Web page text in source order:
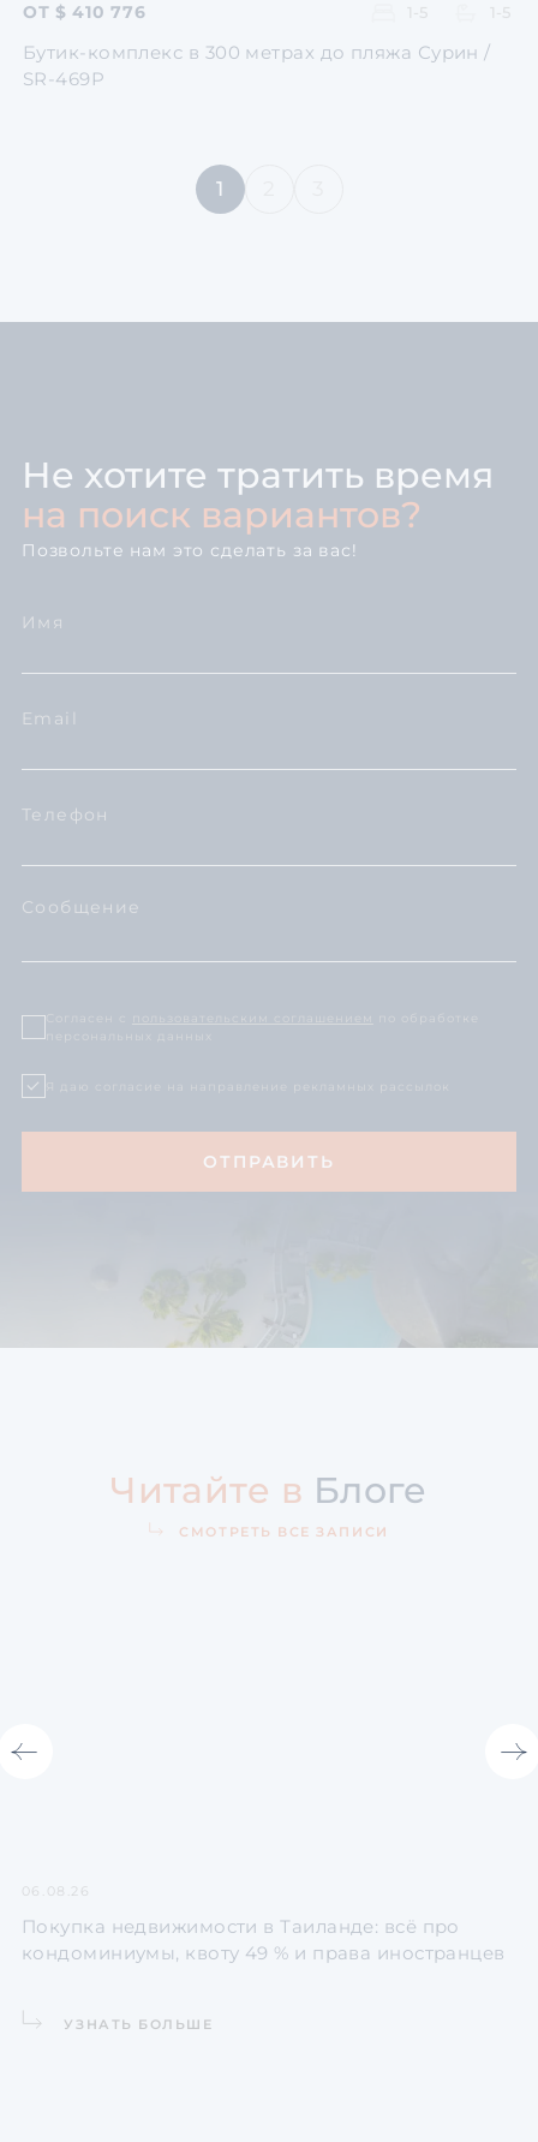
ОТ $ 410 776 1-5 1-5
Бутик-комплекс в 300 метрах до пляжа Сурин /
SR-469P
1
Не хотите тратить время
на поиск вариантов?
Позвольте нам это сделать за вас!
Согласен с пользовательским соглашением
по обработке
персональных данных
Я даю согласие на направление рекламных рассылок
Читайте в Блоге
СМОТРЕТЬ ВСЕ ЗАПИСИ
06.08.26
Покупка недвижимости в Таиланде: всё про
кондоминиумы, квоту 49 % и права иностранцев
УЗНАТЬ БОЛЬШЕ